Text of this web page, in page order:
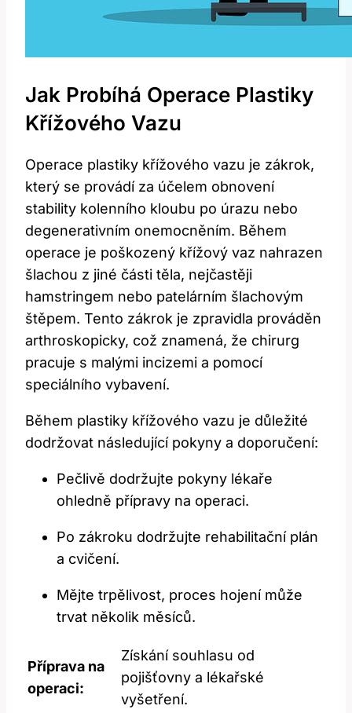
Jak Probíhá Operace Plastiky
Křížového Vazu
Operace plastiky křížového vazu je zákrok,
který se provádí za účelem obnovení
stability kolenního kloubu po úrazu nebo
degenerativním onemocněním. Během
operace je poškozený křížový vaz nahrazen
šlachou z jiné části těla, nejčastěji
hamstringem nebo patelárním šlachovým
štěpem. Tento zákrok je zpravidla prováděn
arthroskopicky, což znamená, že chirurg
pracuje s malými incizemi a pomocí
speciálního vybavení.
Během plastiky křížového vazu je důležité
dodržovat následující pokyny a doporučení:
Pečlivě dodržujte pokyny lékaře
ohledně přípravy na operaci.
Po zákroku dodržujte rehabilitační plán
a cvičení.
Mějte trpělivost, proces hojení může
trvat několik měsíců.
Příprava na
operaci:
Získání souhlasu od
pojišťovny a lékařské
vyšetření.